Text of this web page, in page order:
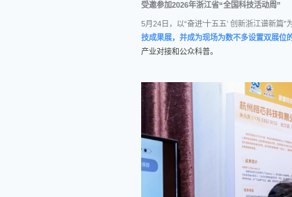
受邀参加2026年浙江省“全国科技活动周”
5月24日，以“奋进‘十五五’ 创新浙江谱新篇
技成果展，并成为现场为数不多设置双展位
产业对接和公众科普。